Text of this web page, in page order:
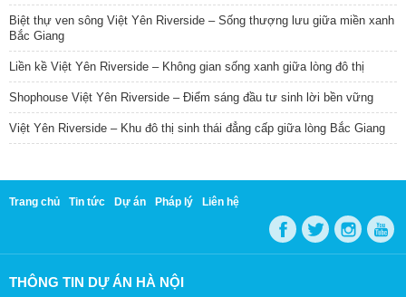
Biệt thự ven sông Việt Yên Riverside – Sống thượng lưu giữa miền xanh
Bắc Giang
Liền kề Việt Yên Riverside – Không gian sống xanh giữa lòng đô thị
Shophouse Việt Yên Riverside – Điểm sáng đầu tư sinh lời bền vững
Việt Yên Riverside – Khu đô thị sinh thái đẳng cấp giữa lòng Bắc Giang
Trang chủ Tin tức Dự án Pháp lý Liên hệ
THÔNG TIN DỰ ÁN HÀ NỘI